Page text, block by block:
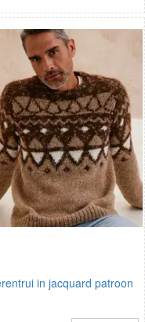
in jacquard patroon